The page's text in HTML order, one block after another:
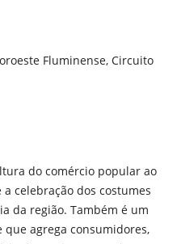
Fluminense, Circuito
do comércio popular ao
celebração dos costumes
da região. Também é um
agrega consumidores,